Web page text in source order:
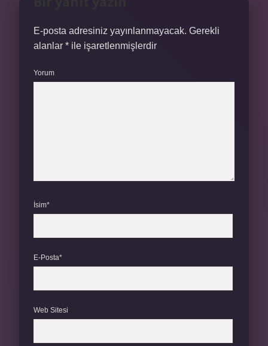
E-posta adresiniz yayınlanmayacak. Gerekli
alanlar * ile işaretlenmişlerdir
Yorum
İsim*
E-Posta*
Web Sitesi